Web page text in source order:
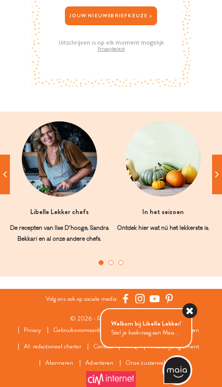
JOUW NIEUWSBRIEFKEUZE >
Uitschrijven is op elk moment mogelijk
Privacybeleid
Libelle Lekker chefs
De recepten van Ilse D’hooge, Sandra
Bekkari en al onze andere chefs.
In het seizoen
Ontdek hier wat nú het lekkerste is.
Volg ons ook op sociale media:
© 2026 - Roularta Media Group
Privacy
Gebruiksvoorwaarden Cookies
Cookies instellingen
AI: redactioneel charter
Contact FAQ
Wedstrijdreglement
Abonneren
Adverteren Onze zusterwebsites
Welkom bij Libelle Lekker!
Stel je kookvraag aan Maia...